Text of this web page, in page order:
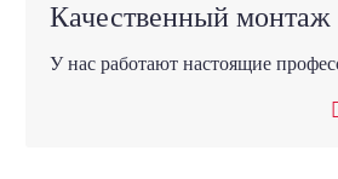
Качественный монтаж
У нас работают настоящие